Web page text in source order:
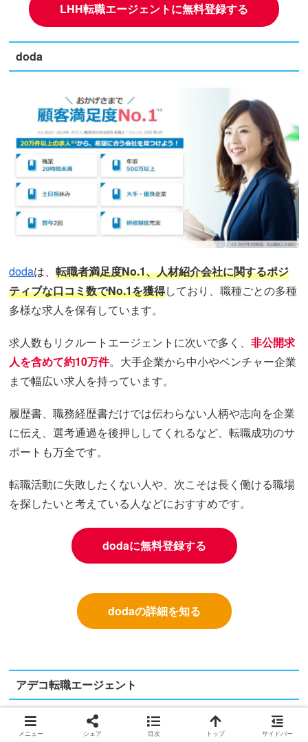
LHH転職エージェントに無料登録する
doda
dodaは、転職者満足度No.1、人材紹介会社に関するポジ
ティブな口コミ数でNo.1を獲得しており、職種ごとの多種
多様な求人を保有しています。
求人数もリクルートエージェントに次いで多く、非公開求
人を含めて約10万件。大手企業から中小やベンチャー企業
まで幅広い求人を持っています。
履歴書、職務経歴書だけでは伝わらない人柄や志向を企業
に伝え、選考通過を後押ししてくれるなど、転職成功のサ
ポートも万全です。
転職活動に失敗したくない人や、次こそは長く働ける職場
を探したいと考えている人などにおすすめです。
dodaに無料登録する
dodaの詳細を知る
アデコ転職エージェント
メニュー シェア 目次 トップ サイドバー